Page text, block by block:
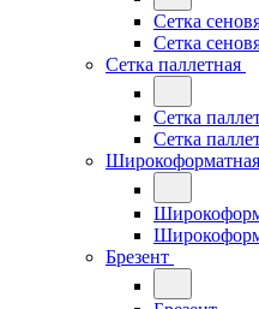
Сетка
Сетка
Сетка паллетная
Сетка
Сетка
Широкоформатная
Брезент